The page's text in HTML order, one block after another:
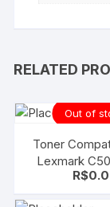
RELATED
Out of
Toner
Lexmark
R$